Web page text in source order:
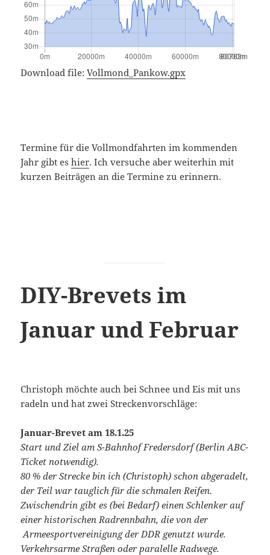
Download file:Vollmond_Pankow.gpx
Termine für die Vollmondfahrten im kommenden
Jahr gibt eshier. Ich versuche aber weiterhin mit
kurzen Beiträgen an die Termine zu erinnern.
DIY-Brevets im
Januar und Februar
Christoph möchte auch bei Schnee und Eis mit uns
radeln und hat zwei Streckenvorschläge:
Januar-Brevet am 18.1.25
Start und Ziel am S-Bahnhof Fredersdorf (Berlin ABC-
Ticket notwendig).
80 % der Strecke bin ich (Christoph) schon abgeradelt,
der Teil war tauglich für die schmalen Reifen.
Zwischendrin gibt es (bei Bedarf) einen Schlenker auf
einer historischen Radrennbahn, die von der
Armeesportvereinigung der DDR genutzt wurde.
Verkehrsarme Straßen oder paralelle Radwege.